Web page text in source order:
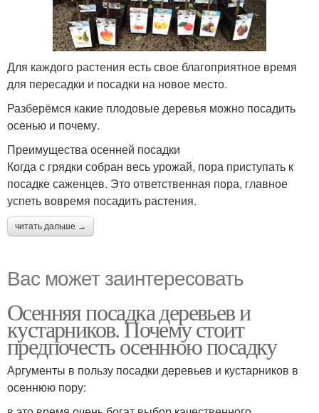
Для каждого растения есть свое благоприятное время
для пересадки и посадки на новое место.
Разберёмся какие плодовые деревья можно посадить
осенью и почему.
Преимущества осенней посадки
Когда с грядки собран весь урожай, пора приступать к
посадке саженцев. Это ответственная пора, главное
успеть вовремя посадить растения.
читать дальше →
Вас может заинтересовать
Осенняя посадка деревьев и
кустарников. Почему стоит
предпочесть осеннюю посадку
Аргументы в пользу посадки деревьев и кустарников в
осеннюю пору: